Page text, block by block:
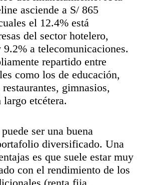
asciende a S/ 865
el 12.4% está
del sector hotelero,
a telecomunicaciones.
repartido entre
como los de educación,
gimnasios,
etcétera.
ser una buena
diversificado. Una
es que suele estar muy
con el rendimiento de los